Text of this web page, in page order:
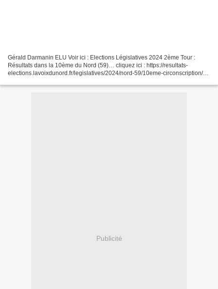
Gérald Darmanin ELU Voir ici : Elections Législatives 2024 2ème Tour :
Résultats dans la 10ème du Nord (59)… cliquez ici : https://resultats-
elections.lavoixdunord.fr/legislatives/2024/nord-59/10eme-circonscription/
Publicité